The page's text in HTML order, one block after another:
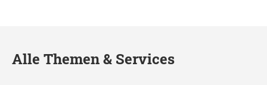
Alle Themen & Services